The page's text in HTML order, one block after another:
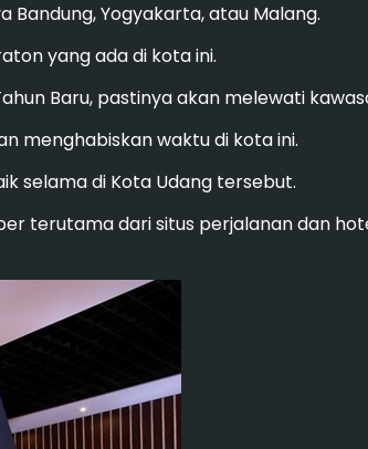
Yogyakarta, atau Malang.
yang ada di kota ini.
Baru, pastinya akan melewati
menghabiskan waktu di kota ini.
selama di Kota Udang tersebut.
terutama dari situs perjalanan dan